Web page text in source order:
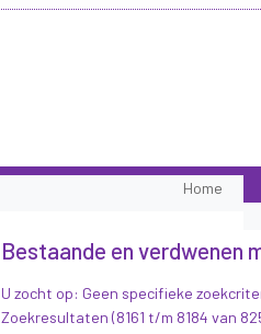
Home
Bestaande en verdwenen
U zocht op: Geen specifieke
Zoekresultaten (8161 t/m 8184 van